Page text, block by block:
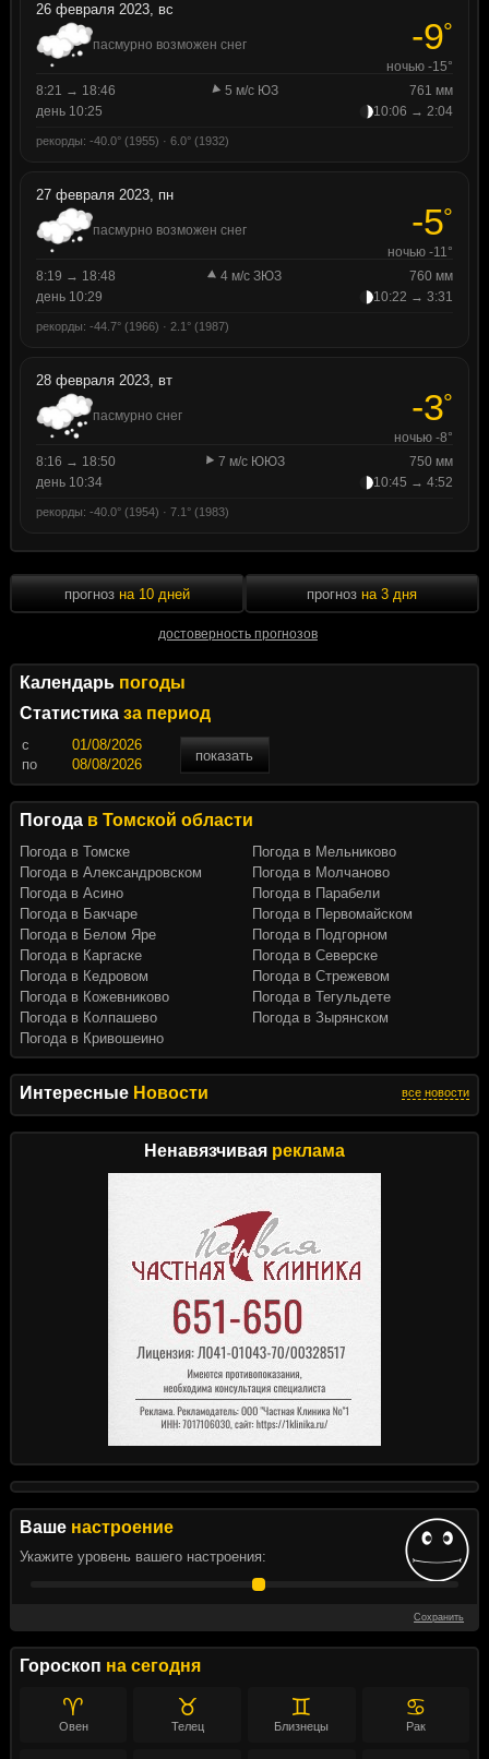
Интересные Новости все новости
Ненавязчивая реклама
Ваше настроение
Укажите уровень вашего настроения:
Сохранить
Гороскоп на сегодня
♈
Овен
♉
Телец
♊
Близнецы
♋
Рак
26 февраля 2023, вс
пасмурно возможен снег -9°
ночью -15°
8:21 → 18:46
5 м/с ЮЗ
761 мм
день 10:25
10:06 → 2:04
рекорды: -40.0° (1955) · 6.0° (1932)
27 февраля 2023, пн
пасмурно возможен снег -5°
ночью -11°
8:19 → 18:48
4 м/с ЗЮЗ
760 мм
день 10:29
10:22 → 3:31
рекорды: -44.7° (1966) · 2.1° (1987)
28 февраля 2023, вт
пасмурно снег -3°
ночью -8°
8:16 → 18:50
7 м/с ЮЮЗ
750 мм
день 10:34
10:45 → 4:52
рекорды: -40.0° (1954) · 7.1° (1983)
прогноз на 10 дней
достоверность прогнозов
прогноз на 3 дня
Календарь погоды
Статистика за период
c
показать
по
Погода в Томской области
Погода в Томске
Погода в Александровском
Погода в Асино
Погода в Бакчаре
Погода в Белом Яре
Погода в Каргаске
Погода в Кедровом
Погода в Кожевниково
Погода в Колпашево
Погода в Кривошеино
Погода в Мельниково
Погода в Молчаново
Погода в Парабели
Погода в Первомайском
Погода в Подгорном
Погода в Северске
Погода в Стрежевом
Погода в Тегульдете
Погода в Зырянском